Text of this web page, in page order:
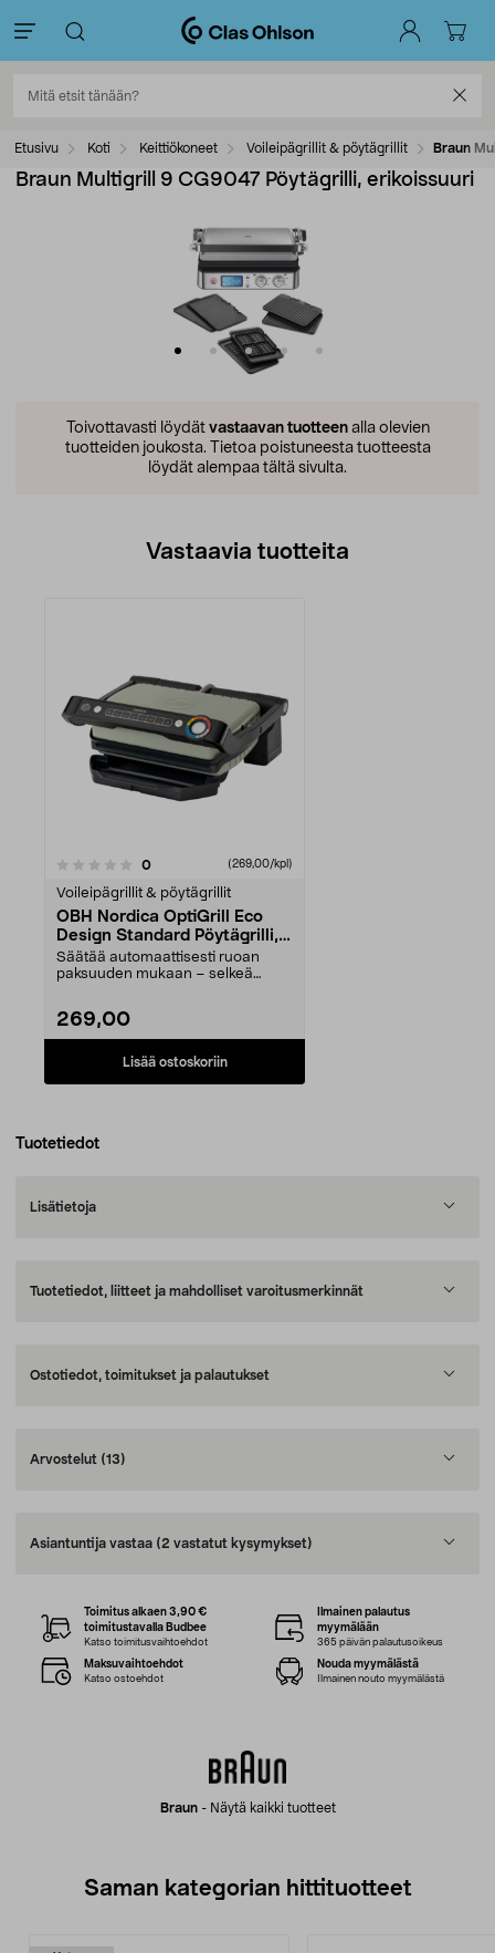
Etusivu Koti Keittiökoneet Voileipägrillit & pöytägrillit Braun
Braun Multigrill 9 CG9047 Pöytägrilli, erikoissuuri
Toivottavasti löydät vastaavan tuotteenalla olevien
tuotteiden joukosta. Tietoa poistuneesta tuotteesta
löydät alempaa tältä sivulta.
Vastaavia tuotteita
0arvostelut (269,00/kpl)
Voileipägrillit & pöytägrillit
OBH Nordica OptiGrill Eco
Design Standard Pöytägrilli,
GO71ELN0
Säätää automaattisesti ruoan
paksuuden mukaan – selkeä
269,00
Lisää ostoskoriin
Tuotetiedot
Lisätietoja
Tuotetiedot, liitteet ja mahdolliset varoitusmerkinnät
Ostotiedot, toimitukset ja palautukset
Arvostelut (13)
Asiantuntija vastaa (2 vastatut kysymykset)
Braun- Näytä kaikki tuotteet
Toimitus alkaen 3,90 €
toimitustavalla Budbee
Katso toimitusvaihtoehdot
Ilmainen palautus
myymälään
365 päivän palautusoikeus
Maksuvaihtoehdot
Katso ostoehdot
Nouda myymälästä
Ilmainen nouto myymälästä
Saman kategorian hittituotteet